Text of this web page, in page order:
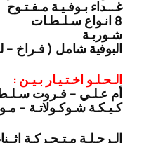
غـــداء بـوفـيـة مـفـتـوح
8 انـواع سـلـطـات
شـوربـة
البوفية شامل ( فـراخ
الـحـلـو اخـتـيـار بـيـن :
أم عـلـي – فـروت
كـيـكـة شـوكـولاتـة –
الـرحـلـة مـتـحـركـة